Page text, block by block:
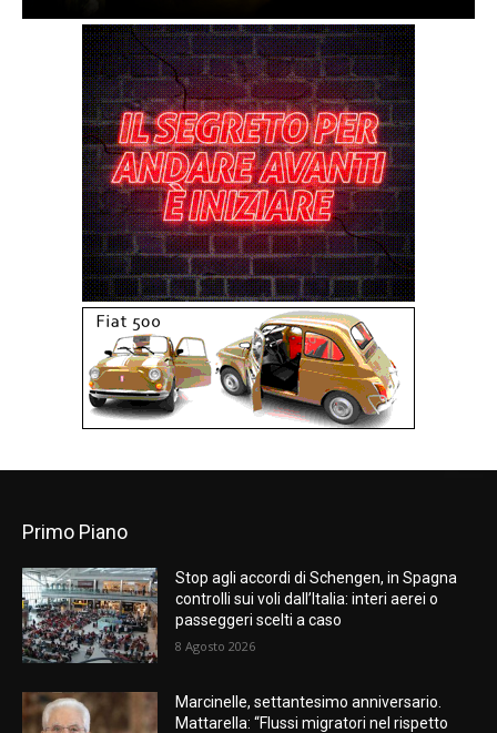
Primo Piano
Stop agli accordi di Schengen, in Spagna
controlli sui voli dall’Italia: interi aerei o
passeggeri scelti a caso
8 Agosto 2026
Marcinelle, settantesimo anniversario.
Mattarella: “Flussi migratori nel rispetto